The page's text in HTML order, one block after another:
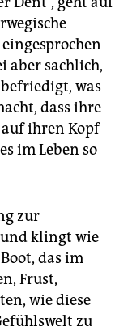
aber sachlich,
was
dass ihre
ihren Kopf
im Leben so
zur
klingt wie
das im
Frust,
wie diese
zu